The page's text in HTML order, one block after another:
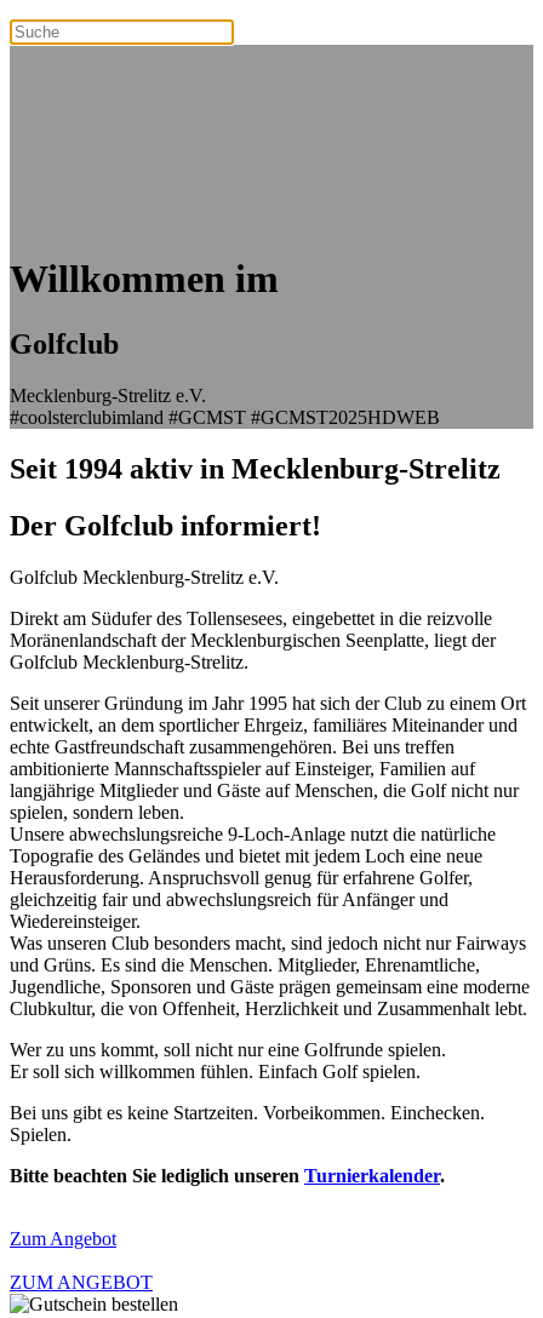
Willkommen im
Golfclub
Mecklenburg-Strelitz e.V.
#coolsterclubimland #GCMST #GCMST2025HDWEB
Seit 1994 aktiv in Mecklenburg-Strelitz
Der Golfclub informiert!
Golfclub Mecklenburg-Strelitz e.V.
Direkt am Südufer des Tollensesees, eingebettet in die reizvolle
Moränenlandschaft der Mecklenburgischen Seenplatte, liegt der
Golfclub Mecklenburg-Strelitz.
Seit unserer Gründung im Jahr 1995 hat sich der Club zu einem Ort
entwickelt, an dem sportlicher Ehrgeiz, familiäres Miteinander und
echte Gastfreundschaft zusammengehören. Bei uns treffen
ambitionierte Mannschaftsspieler auf Einsteiger, Familien auf
langjährige Mitglieder und Gäste auf Menschen, die Golf nicht nur
spielen, sondern leben.
Unsere abwechslungsreiche 9-Loch-Anlage nutzt die natürliche
Topografie des Geländes und bietet mit jedem Loch eine neue
Herausforderung. Anspruchsvoll genug für erfahrene Golfer,
gleichzeitig fair und abwechslungsreich für Anfänger und
Wiedereinsteiger.
Was unseren Club besonders macht, sind jedoch nicht nur Fairways
und Grüns. Es sind die Menschen. Mitglieder, Ehrenamtliche,
Jugendliche, Sponsoren und Gäste prägen gemeinsam eine moderne
Clubkultur, die von Offenheit, Herzlichkeit und Zusammenhalt lebt.
Wer zu uns kommt, soll nicht nur eine Golfrunde spielen.
Er soll sich willkommen fühlen. Einfach Golf spielen.
Bei uns gibt es keine Startzeiten. Vorbeikommen. Einchecken.
Spielen.
Bitte beachten Sie lediglich unseren Turnierkalender.
Zum Angebot
ZUM ANGEBOT